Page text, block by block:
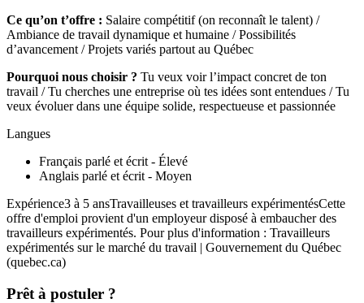
Ce qu’on t’offre : Salaire compétitif (on reconnaît le talent) /
Ambiance de travail dynamique et humaine / Possibilités
d’avancement / Projets variés partout au Québec
Pourquoi nous choisir ? Tu veux voir l’impact concret de ton
travail / Tu cherches une entreprise où tes idées sont entendues / Tu
veux évoluer dans une équipe solide, respectueuse et passionnée
Langues
Français parlé et écrit - Élevé
Anglais parlé et écrit - Moyen
Expérience3 à 5 ansTravailleuses et travailleurs expérimentésCette
offre d'emploi provient d'un employeur disposé à embaucher des
travailleurs expérimentés. Pour plus d'information : Travailleurs
expérimentés sur le marché du travail | Gouvernement du Québec
(quebec.ca)
Prêt à postuler ?